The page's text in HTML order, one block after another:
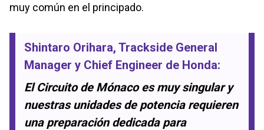
muy común en el principado.
Shintaro Orihara, Trackside General
Manager y Chief Engineer de Honda:
El Circuito de Mónaco es muy singular y
nuestras unidades de potencia requieren
una preparación dedicada para